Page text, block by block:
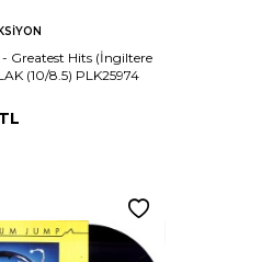
- Greatest Hits (İngiltere
(10/8.5) PLK25974
TL